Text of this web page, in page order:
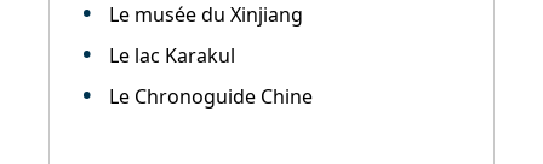
Le musée du Xinjiang
Le lac Karakul
Le Chronoguide Chine